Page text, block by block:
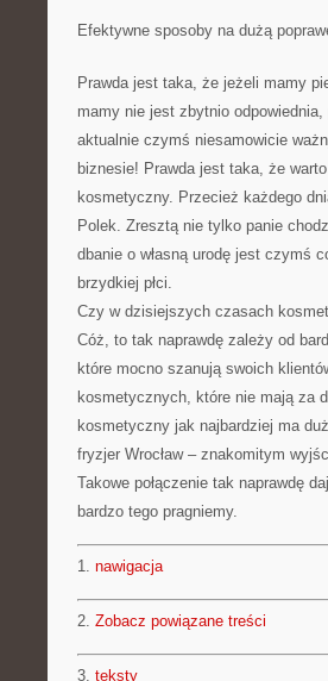
Efektywne sposoby na dużą
Prawda jest taka, że jeżeli mamy
mamy nie jest zbytnio
aktualnie czymś niesamowicie
biznesie! Prawda jest taka, że
kosmetyczny. Przecież każdego
Polek. Zresztą nie tylko panie
dbanie o własną urodę jest czymś
brzydkiej płci.
Czy w dzisiejszych czasach
Cóż, to tak naprawdę zależy od
które mocno szanują swoich
kosmetycznych, które nie mają za
kosmetyczny jak najbardziej ma
fryzjer Wrocław – znakomitym
Takowe połączenie tak naprawdę
bardzo tego pragniemy.
1. nawigacja
2. Zobacz powiązane treści
3. teksty